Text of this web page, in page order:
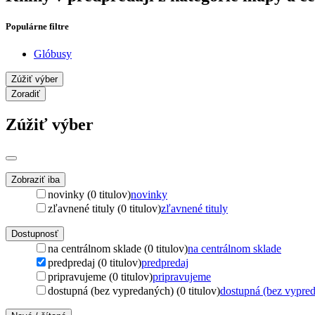
Populárne filtre
Glóbusy
Zúžiť výber
Zoradiť
Zúžiť výber
Zobraziť iba
novinky (0 titulov)novinky
zľavnené tituly (0 titulov)zľavnené tituly
Dostupnosť
na centrálnom sklade (0 titulov)na centrálnom sklade
predpredaj (0 titulov)predpredaj
pripravujeme (0 titulov)pripravujeme
dostupná (bez vypredaných) (0 titulov)dostupná (bez